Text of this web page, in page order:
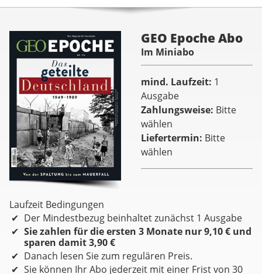
GEO Epoche Abo
Im Miniabo
mind. Laufzeit 1
Ausgabe
Zahlungsweise Bitte
wählen
Liefertermin Bitte
wählen
Laufzeit Bedingungen
Der Mindestbezug beinhaltet zunächst 1 Ausgabe
Sie zahlen für die ersten 3 Monate nur 9,10 € und
sparen damit 3,90 €
Danach lesen Sie zum regulären Preis.
Sie können Ihr Abo jederzeit mit einer Frist von 30